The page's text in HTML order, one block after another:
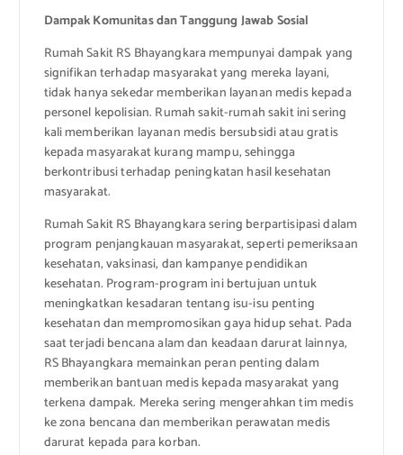
Dampak Komunitas dan Tanggung Jawab Sosial
Rumah Sakit RS Bhayangkara mempunyai dampak yang
signifikan terhadap masyarakat yang mereka layani,
tidak hanya sekedar memberikan layanan medis kepada
personel kepolisian. Rumah sakit-rumah sakit ini sering
kali memberikan layanan medis bersubsidi atau gratis
kepada masyarakat kurang mampu, sehingga
berkontribusi terhadap peningkatan hasil kesehatan
masyarakat.
Rumah Sakit RS Bhayangkara sering berpartisipasi dalam
program penjangkauan masyarakat, seperti pemeriksaan
kesehatan, vaksinasi, dan kampanye pendidikan
kesehatan. Program-program ini bertujuan untuk
meningkatkan kesadaran tentang isu-isu penting
kesehatan dan mempromosikan gaya hidup sehat. Pada
saat terjadi bencana alam dan keadaan darurat lainnya,
RS Bhayangkara memainkan peran penting dalam
memberikan bantuan medis kepada masyarakat yang
terkena dampak. Mereka sering mengerahkan tim medis
ke zona bencana dan memberikan perawatan medis
darurat kepada para korban.